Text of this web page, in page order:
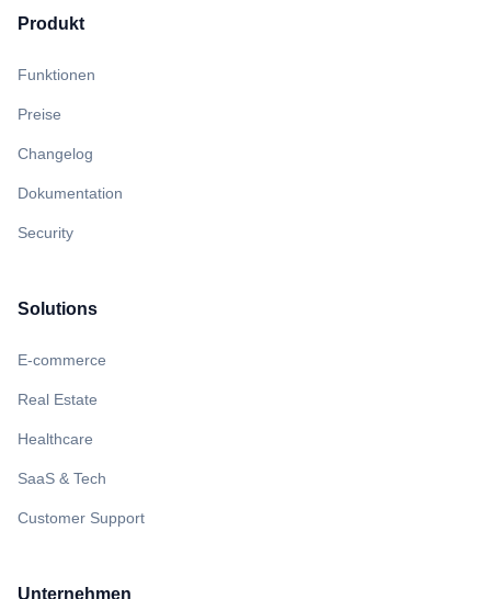
Produkt
Funktionen
Preise
Changelog
Dokumentation
Security
Solutions
E-commerce
Real Estate
Healthcare
SaaS & Tech
Customer Support
Unternehmen